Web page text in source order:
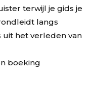
terwijl je gids je
langs
uit het verleden van
boeking